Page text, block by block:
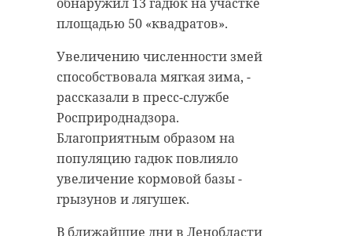
площадью 50 «квадратов».
Увеличению численности змей
способствовала мягкая зима, -
рассказали в пресс-службе
Росприроднадзора.
Благоприятным образом на
популяцию гадюк повлияло
увеличение кормовой базы -
грызунов и лягушек.
В ближайшие дни в Ленобласти
чиновниками.
средствами массовой информации
- краеугольный камень
демократического устройства в
государственной жизни», -
подчеркнул Сергей Перминов.
По словам сенатора, журналисты
служат обществу, задавая важные
мошенничество в особо крупном
размере.
В июле 2024 года Александр М.
предложил коммерсанту
размещение отходов на полигоне
«Северная Самарка» по
заниженным тарифам.
Петербуржец утверждал, что
поддерживает доверительные
отношения с руководством
компании «Промотходы» и